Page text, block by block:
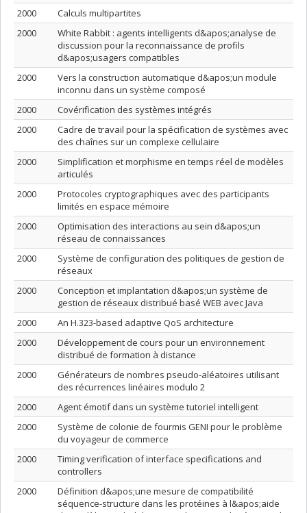
2000
Calculs multipartites
2000
White Rabbit : agents intelligents d&apos;analyse de
discussion pour la reconnaissance de profils
d&apos;usagers compatibles
2000
Vers la construction automatique d&apos;un module
inconnu dans un système composé
2000
Covérification des systèmes intégrés
2000
Cadre de travail pour la spécification de systèmes avec
des chaînes sur un complexe cellulaire
2000
Simplification et morphisme en temps réel de modèles
articulés
2000
Protocoles cryptographiques avec des participants
limités en espace mémoire
2000
Optimisation des interactions au sein d&apos;un
réseau de connaissances
2000
Système de configuration des politiques de gestion de
réseaux
2000
Conception et implantation d&apos;un système de
gestion de réseaux distribué basé WEB avec Java
2000
An H.323-based adaptive QoS architecture
2000
Développement de cours pour un environnement
distribué de formation à distance
2000
Générateurs de nombres pseudo-aléatoires utilisant
des récurrences linéaires modulo 2
2000
Agent émotif dans un système tutoriel intelligent
2000
Système de colonie de fourmis GENI pour le problème
du voyageur de commerce
2000
Timing verification of interface specifications and
controllers
2000
Définition d&apos;une mesure de compatibilité
séquence-structure dans les protéines à l&apos;aide